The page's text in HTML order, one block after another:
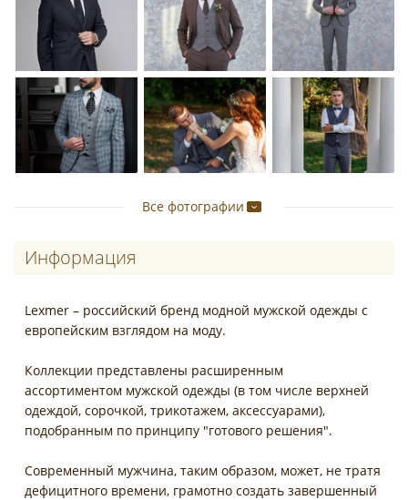
Информация
Lexmer – российский бренд модной мужской одежды с
европейским взглядом на моду.
Коллекции представлены расширенным
ассортиментом мужской одежды (в том числе верхней
одеждой, сорочкой, трикотажем, аксессуарами),
подобранным по принципу "готового решения".
Современный мужчина, таким образом, может, не тратя
дефицитного времени, грамотно создать завершенный
Все фотографии